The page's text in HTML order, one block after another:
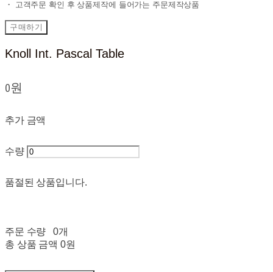
・ 고객주문 확인 후 상품제작에 들어가는 주문제작상품
구매하기
Knoll Int. Pascal Table
0원
추가 금액
수량
품절된 상품입니다.
주문 수량
0개
총 상품 금액 0원